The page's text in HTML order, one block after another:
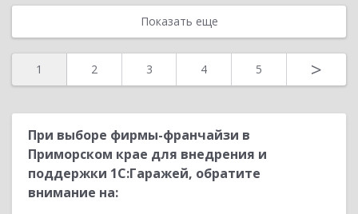
Показать еще
1 2 3 4 5 >
При выборе фирмы-франчайзи в
Приморском крае для внедрения и
поддержки 1С:Гаражей, обратите
внимание на: